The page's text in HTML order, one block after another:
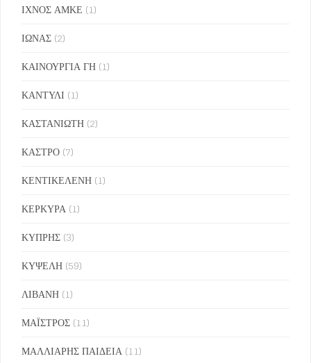
ΙΧΝΟΣ ΑΜΚΕ (1)
ΙΩΝΑΣ (2)
ΚΑΙΝΟΥΡΓΙΑ ΓΗ (1)
ΚΑΝΤΥΛΙ (1)
ΚΑΣΤΑΝΙΩΤΗ (2)
ΚΑΣΤΡΟ (7)
ΚΕΝΤΙΚΕΛΕΝΗ (1)
ΚΕΡΚΥΡΑ (1)
ΚΥΠΡΗΣ (3)
ΚΥΨΕΛΗ (59)
ΛΙΒΑΝΗ (1)
ΜΑΪΣΤΡΟΣ (11)
ΜΑΛΛΙΑΡΗΣ ΠΑΙΔΕΙΑ (11)